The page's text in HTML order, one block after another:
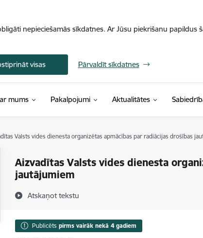
nepieciešamās sīkdatnes. Ar Jūsu piekrišanu
visas Pārvaldīt sīkdatnes
mums Pakalpojumi Aktualitātes
Valsts vides dienesta organizētas apmācības par radiācijas drošības
Aizvadītas Valsts vides dienesta
jautājumiem
Atskaņot tekstu
Publicēts pirms vairāk nekā 4 gadiem